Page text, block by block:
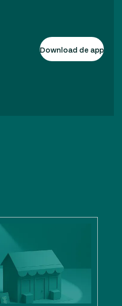
Download de app